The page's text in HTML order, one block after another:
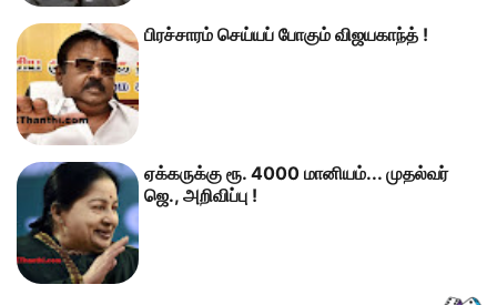
பிரச்சாரம் செய்யப் போகும் விஜயகாந்த் !
ஏக்கருக்கு ரூ. 4000 மானியம்... முதல்வர்
ஜெ., அறிவிப்பு !